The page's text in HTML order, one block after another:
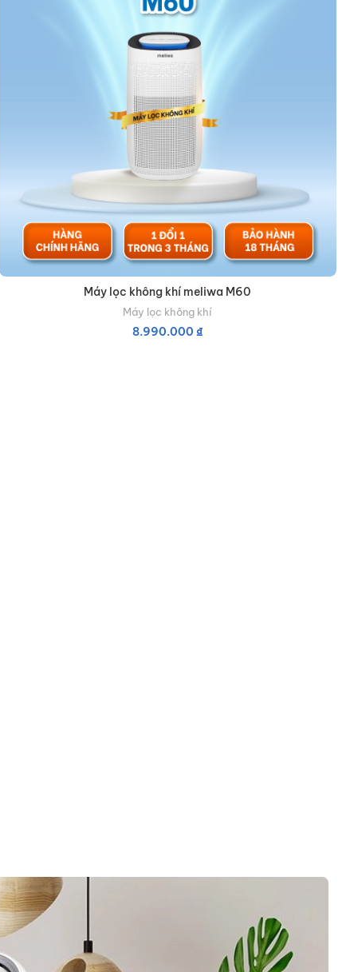
Máy lọc không khí meliwa M60
Máy lọc không khí
8.990.000 ₫